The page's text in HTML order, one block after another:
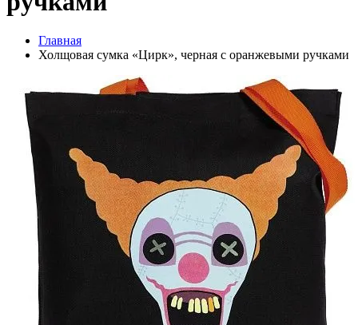
Главная
Холщовая сумка «Цирк», черная с оранжевыми ручками